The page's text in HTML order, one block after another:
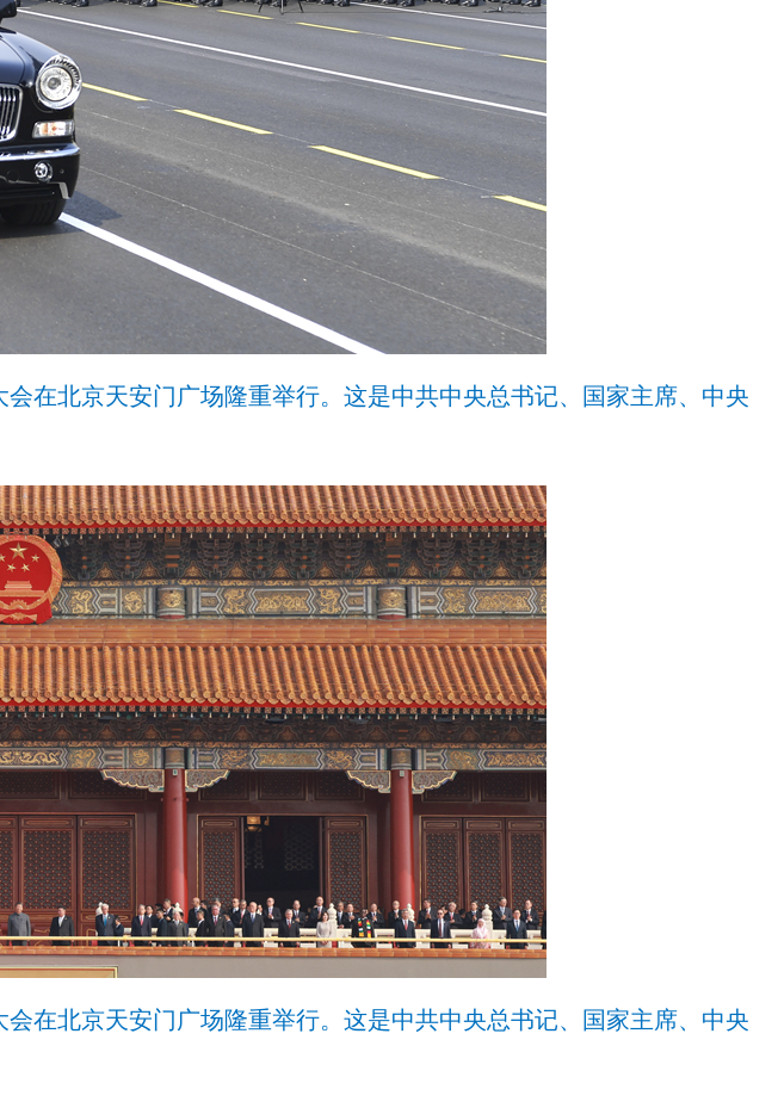
在北京天安门广场隆重举行。这是中共中央总书记、国家主席、中央
在北京天安门广场隆重举行。这是中共中央总书记、国家主席、中央